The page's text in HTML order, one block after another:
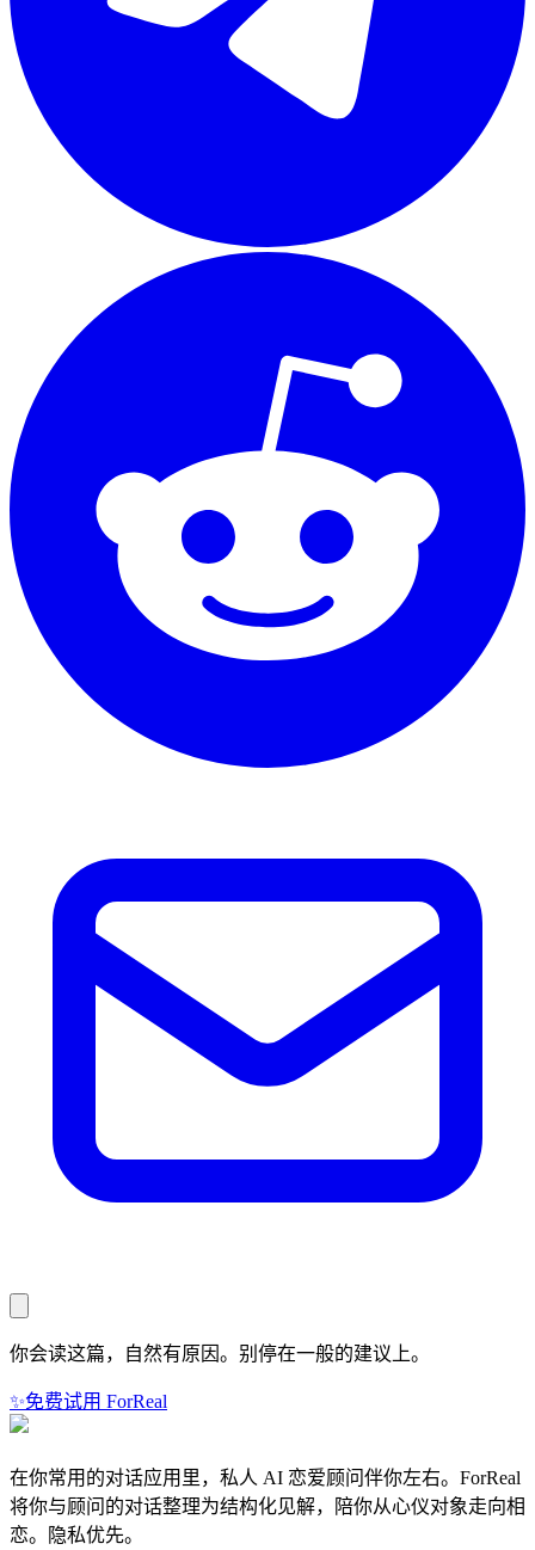
你会读这篇，自然有原因。别停在一般的建议上。
✨免费试用 ForReal
在你常用的对话应用里，私人 AI 恋爱顾问伴你左右。ForReal
将你与顾问的对话整理为结构化见解，陪你从心仪对象走向相
恋。隐私优先。